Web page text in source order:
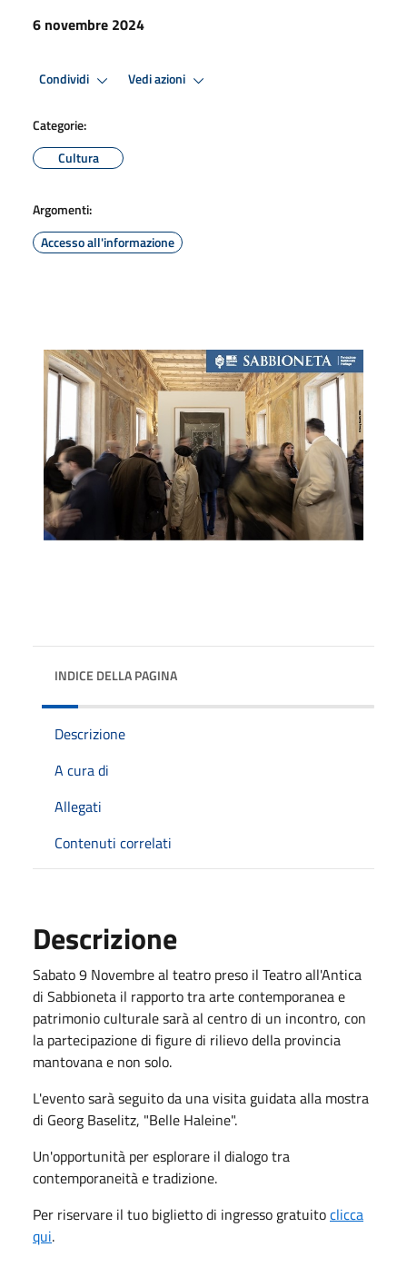
6 novembre 2024
Condividi Vedi azioni
Categorie:
Cultura
Argomenti:
Accesso all'informazione
INDICE DELLA PAGINA
Descrizione
A cura di
Allegati
Contenuti correlati
Descrizione
Sabato 9 Novembre al teatro preso il Teatro all'Antica
di Sabbioneta il rapporto tra arte contemporanea e
patrimonio culturale sarà al centro di un incontro, con
la partecipazione di figure di rilievo della provincia
mantovana e non solo.
L'evento sarà seguito da una visita guidata alla mostra
di Georg Baselitz, "Belle Haleine".
Un'opportunità per esplorare il dialogo tra
contemporaneità e tradizione.
Per riservare il tuo biglietto di ingresso gratuitoclicca
qui.